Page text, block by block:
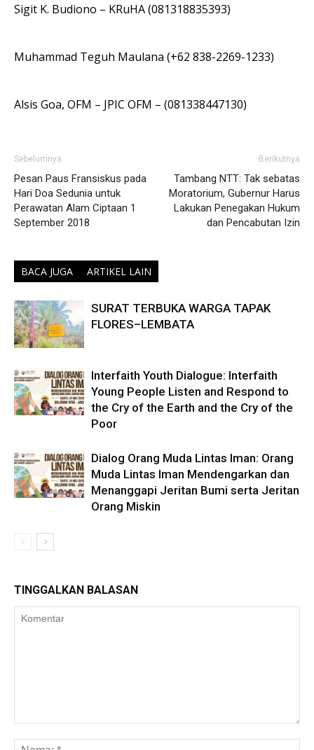
Sigit K. Budiono – KRuHA (081318835393)
Muhammad Teguh Maulana (+62 838-2269-1233)
Alsis Goa, OFM – JPIC OFM – (081338447130)
Sebelumnya
Pesan Paus Fransiskus pada
Hari Doa Sedunia untuk
Perawatan Alam Ciptaan 1
September 2018
Berikutnya
Tambang NTT: Tak sebatas
Moratorium, Gubernur Harus
Lakukan Penegakan Hukum
dan Pencabutan Izin
BACA JUGA ARTIKEL LAIN
SURAT TERBUKA WARGA TAPAK
FLORES–LEMBATA
Interfaith Youth Dialogue: Interfaith
Young People Listen and Respond to
the Cry of the Earth and the Cry of the
Poor
Dialog Orang Muda Lintas Iman: Orang
Muda Lintas Iman Mendengarkan dan
Menanggapi Jeritan Bumi serta Jeritan
Orang Miskin
TINGGALKAN BALASAN